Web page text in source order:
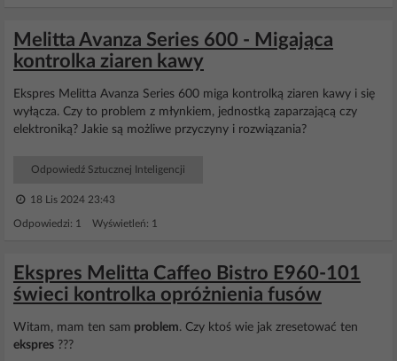
Melitta Avanza Series 600 - Migająca
kontrolka ziaren kawy
Ekspres Melitta Avanza Series 600 miga kontrolką ziaren kawy i się
wyłącza. Czy to problem z młynkiem, jednostką zaparzającą czy
elektroniką? Jakie są możliwe przyczyny i rozwiązania?
Odpowiedź Sztucznej Inteligencji
18 Lis 2024 23:43
Odpowiedzi: 1 Wyświetleń: 1
Ekspres Melitta Caffeo Bistro E960-101
świeci kontrolka opróżnienia fusów
Witam, mam ten sam problem. Czy ktoś wie jak zresetować ten
ekspres ???